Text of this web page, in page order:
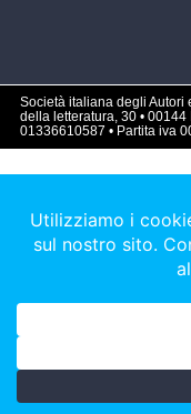
Società italiana degli Autori
della letteratura, 30 • 00144
01336610587 • Partita iva